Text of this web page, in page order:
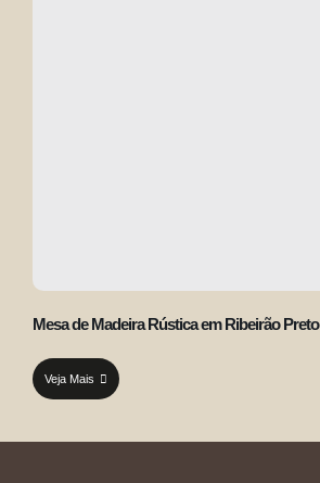
Mesa de Madeira Rústica em Ribeirão Preto
Veja Mais